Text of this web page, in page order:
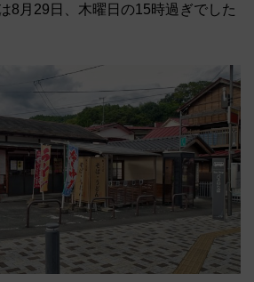
8月29日、木曜日の15時過ぎでした